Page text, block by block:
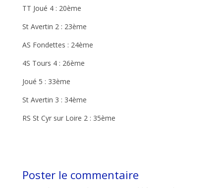
TT Joué 4 : 20ème
St Avertin 2 : 23ème
AS Fondettes : 24ème
4S Tours 4 : 26ème
Joué 5 : 33ème
St Avertin 3 : 34ème
RS St Cyr sur Loire 2 : 35ème
Poster le commentaire